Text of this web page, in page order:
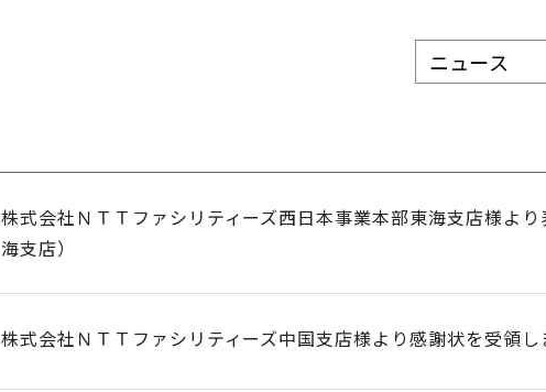
株式会社ＮＴＴファシリティーズ西日本事業本部東海支店様よ
海支店）
株式会社ＮＴＴファシリティーズ中国支店様より感謝状を受領し